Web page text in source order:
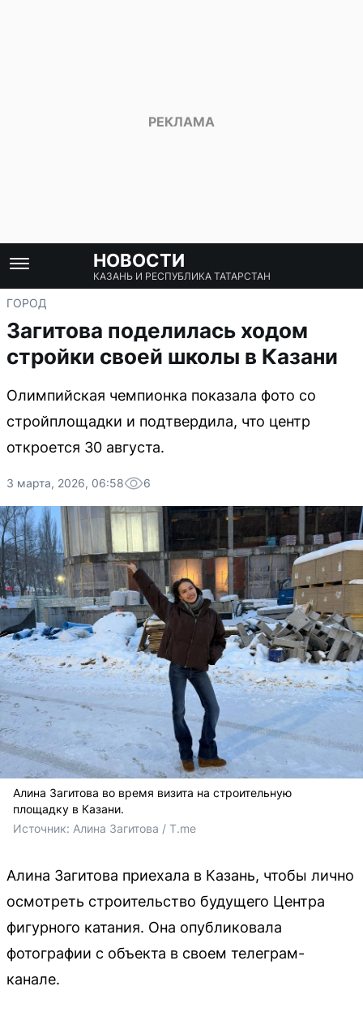
НОВОСТИ
КАЗАНЬ И РЕСПУБЛИКА ТАТАРСТАН
ГОРОД
Загитова поделилась ходом
стройки своей школы в Казани
Олимпийская чемпионка показала фото со
стройплощадки и подтвердила, что центр
откроется 30 августа.
3 марта, 2026, 06:58 6
Алина Загитова во время визита на строительную
площадку в Казани.
Источник: Алина Загитова / T.me
Алина Загитова приехала в Казань, чтобы лично
осмотреть строительство будущего Центра
фигурного катания. Она опубликовала
фотографии с объекта в своем телеграм-
канале.